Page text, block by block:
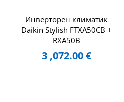
Инверторен климатик
Daikin Stylish FTXA50CB +
RXA50B
3 ,072.00€